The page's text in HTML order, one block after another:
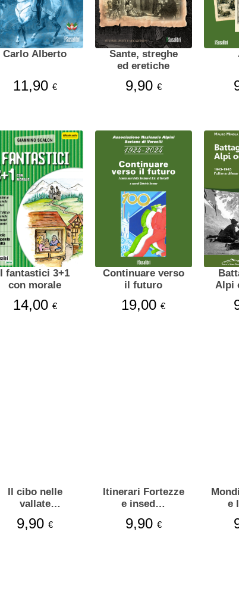
Carlo Alberto
11,90 €
Sante, streghe
ed eretiche
9,90 €
I fantastici 3+1
con morale
14,00 €
Continuare verso
il futuro
19,00€
Alpi
Il cibo nelle
vallate
9,90€
Itinerari Fortezze
e insed…
9,90 €
e